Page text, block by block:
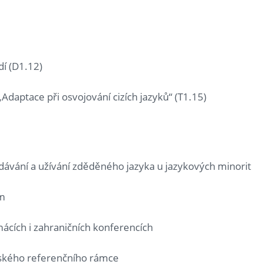
(D1.12)
při osvojování cizích jazyků“ (T1.15)
a užívání zděděného jazyka u jazykových minorit
i zahraničních konferencích
referenčního rámce